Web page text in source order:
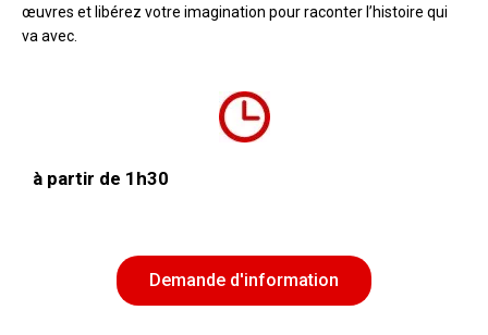
œuvres et libérez votre imagination pour raconter l’histoire qui
va avec.
à partir de 1h30
Demande d'information